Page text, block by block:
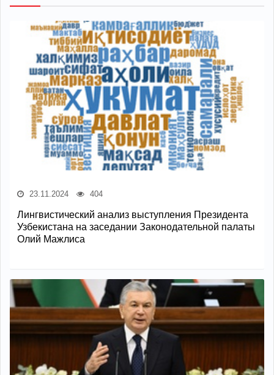
23.11.2024 404
Лингвистический анализ выступления Президента
Узбекистана на заседании Законодательной палаты
Олий Мажлиса